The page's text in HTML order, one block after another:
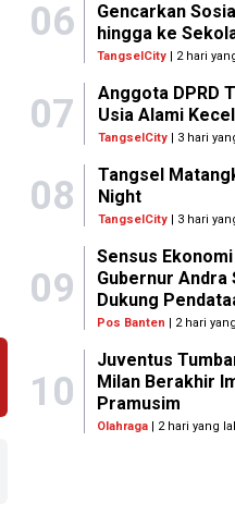
06
Gencarkan
hingga ke
TangselCity | 2 hari
07
Anggota DPRD
Usia Alami
TangselCity| 3 hari
08
Tangsel
Night
TangselCity| 3 hari
09
Sensus
Gubernur Andra
Dukung
Pos Banten | 2 hari
10
Juventus
Milan Berakhir
Pramusim
Olahraga | 2 hari yang